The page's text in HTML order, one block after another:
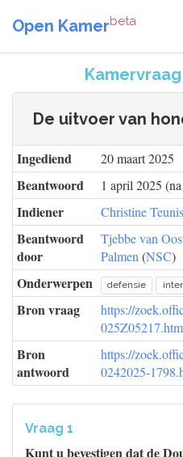
Open Kamerbeta
Kamervraag
De uitvoer van
Ingediend 20 maart 2025
Beantwoord 1 april 2025
Indiener Christine
Beantwoord
door
Tjebbe van
Palmen (NSC)
Onderwerpen defensie
Bron vraag
https://
Bron
antwoord
https://
0242025-
Vraag 1
Kunt u bevestigen dat de